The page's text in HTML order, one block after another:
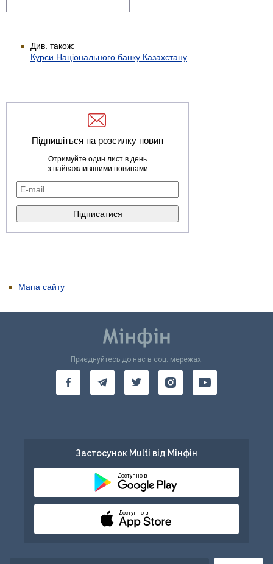
Див. також:
Курси Національного банку Казахстану
Підпишіться на розсилку новин
Отримуйте один лист в день
з найважливішими новинами
Мапа сайту
Приєднуйтесь до нас в соц. мережах:
Застосунок Multi від Мінфін
Доступно в
Доступно в